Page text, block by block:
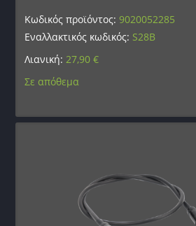
Κωδικός προϊόντος:9020052285
Εναλλακτικός κωδικός: S28B
Λιανική:27,90€
Σε απόθεμα